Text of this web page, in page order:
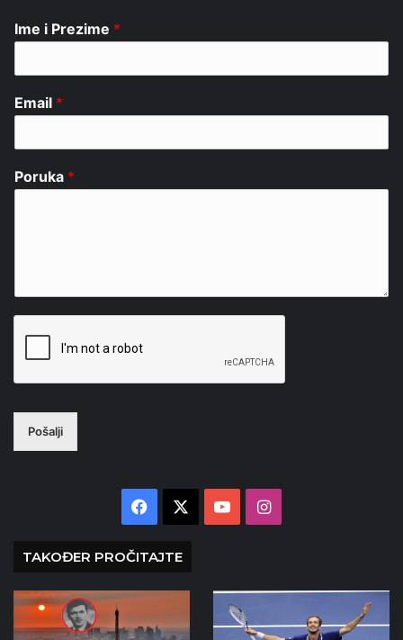
Ime i Prezime *
Email *
Poruka *
Pošalji
Facebook YouTubeInstagram
TAKOĐER PROČITAJTE